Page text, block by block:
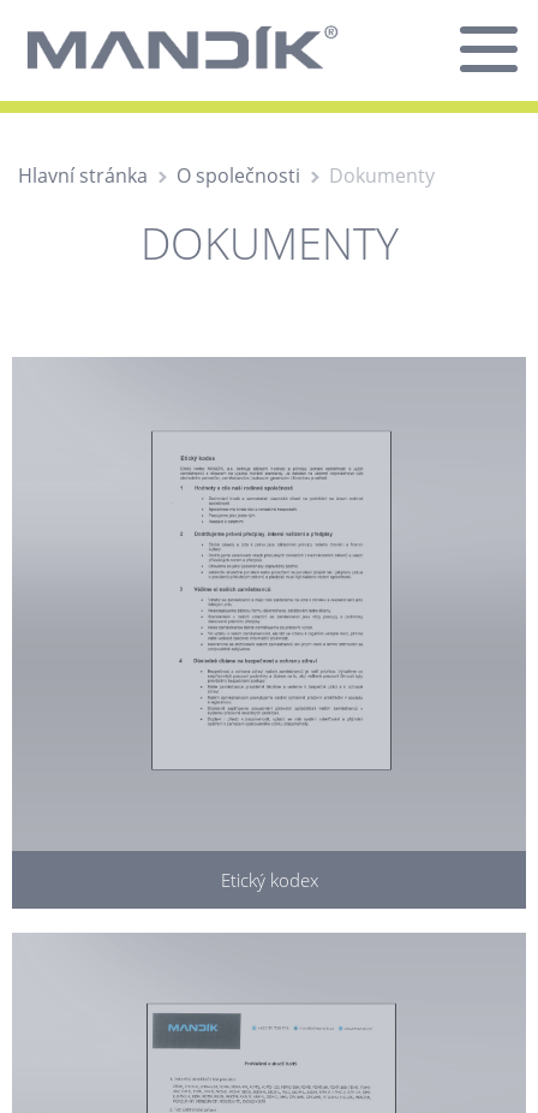
Hlavní stránka O společnosti Dokumenty
DOKUMENTY
Etický kodex